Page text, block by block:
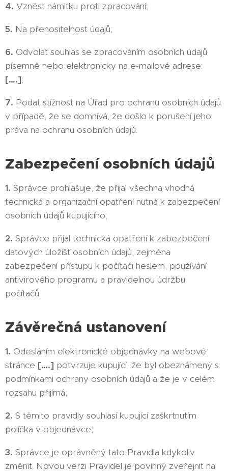
4. Vznést námitku proti zpracování;
5. Na přenositelnost údajů;
6. Odvolat souhlas se zpracováním osobních údajů
písemně nebo elektronicky na e-mailové adrese:
[….];
7. Podat stížnost na Úřad pro ochranu osobních údajů
v případě, že se domnívá, že došlo k porušení jeho
práva na ochranu osobních údajů.
Zabezpečení osobních údajů
1. Správce prohlašuje, že přijal všechna vhodná
technická a organizační opatření nutná k zabezpečení
osobních údajů kupujícího;
2. Správce přijal technická opatření k zabezpečení
datových úložišť osobních údajů, zejména
zabezpečení přístupu k počítači heslem, používání
antivirového programu a pravidelnou údržbu
počítačů.
Závěrečná ustanovení
1. Odesláním elektronické objednávky na webové
stránce [….] potvrzuje kupující, že byl obeznámený s
podmínkami ochrany osobních údajů a že je v celém
rozsahu přijímá;
2. S těmito pravidly souhlasí kupující zaškrtnutím
políčka v objednávce;
3. Správce je oprávněný tato Pravidla kdykoliv
změnit. Novou verzi Pravidel je povinný zveřejnit na